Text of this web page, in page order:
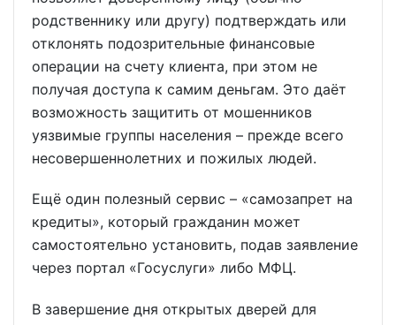
родственнику или другу) подтверждать или
отклонять подозрительные финансовые
операции на счету клиента, при этом не
получая доступа к самим деньгам. Это даёт
возможность защитить от мошенников
уязвимые группы населения – прежде всего
несовершеннолетних и пожилых людей.
Ещё один полезный сервис – «самозапрет на
кредиты», который гражданин может
самостоятельно установить, подав заявление
через портал «Госуслуги» либо МФЦ.
В завершение дня открытых дверей для